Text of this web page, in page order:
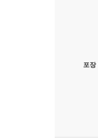
04_ A/B 테
01_ 크로스
포장